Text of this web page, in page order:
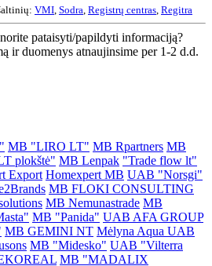
VMI Sodra Registrų centras Regitra
pataisyti/papildyti informaciją?
ir duomenys atnaujinsime per 1-2 d.d.
MB "LIRO LT" MB Rpartners MB
plokštė" MB Lenpak "Trade flow lt"
Export Homexpert MB UAB "Norsgi"
MB FLOKI CONSULTING
MB Nemunastrade MB
MB "Panida" UAB AFA GROUP
MB GEMINI NT Mėlyna Aqua UAB
MB "Midesko" UAB "Vilterra
MB "MADALIX